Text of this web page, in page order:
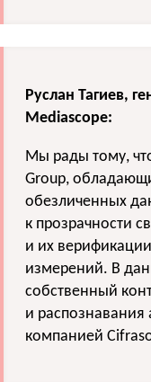
Руслан Тагиев,
Mediascope:
Мы рады тому,
Group,
обезличенных
к прозрачности
и их
измерений. В
собственный
и распознавания
компанией